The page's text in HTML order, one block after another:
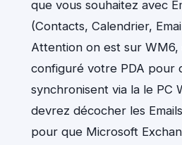
que vous souhaitez avec
(Contacts, Calendrier,
Attention on est sur WM6,
configuré votre PDA pour
synchronisent via la le PC
devrez décocher les
pour que Microsoft